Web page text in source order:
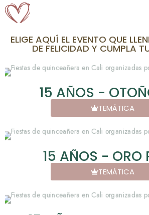
ELIGE AQUÍ EL EVENTO QUE
DE FELICIDAD Y CUMPLA
15 AÑOS -
TEMÁTICA
15 AÑOS - ORO
TEMÁTICA